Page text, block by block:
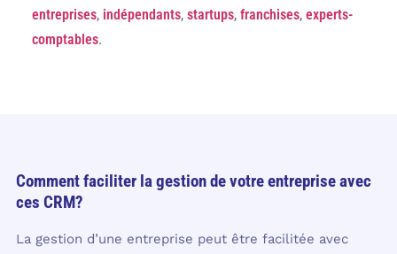
entreprises, indépendants, startups, franchises, experts-
comptables.
Comment faciliter la gestion de votre entreprise avec
ces CRM?
La gestion d’une entreprise peut être facilitée avec